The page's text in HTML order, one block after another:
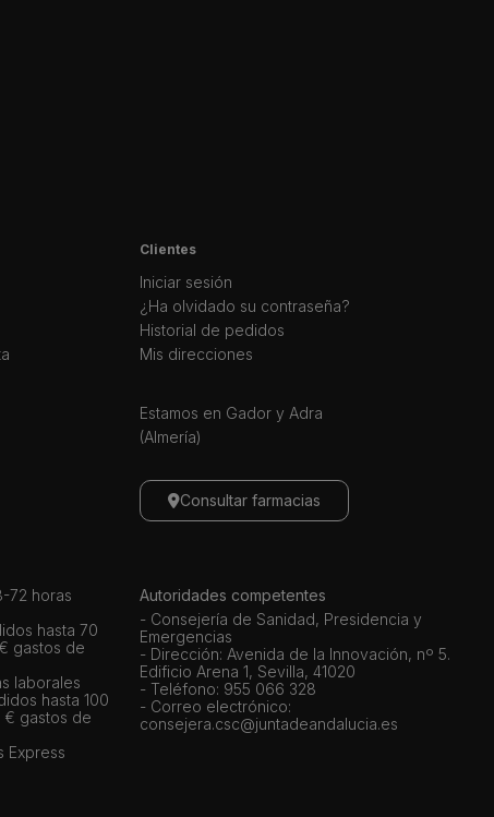
Clientes
Iniciar sesión
¿Ha olvidado su contraseña?
Historial de pedidos
Mis direcciones
Estamos en Gador y Adra
(Almería)
Consultar farmacias
72 horas
hasta 70
gastos de
laborales
hasta 100
€ gastos de
Express
Autoridades competentes
- Consejería de Sanidad, Presidencia y
Emergencias
- Dirección: Avenida de la Innovación, nº 5.
Edificio Arena 1, Sevilla, 41020
- Teléfono: 955 066 328
- Correo electrónico:
consejera.csc@juntadeandalucia.es